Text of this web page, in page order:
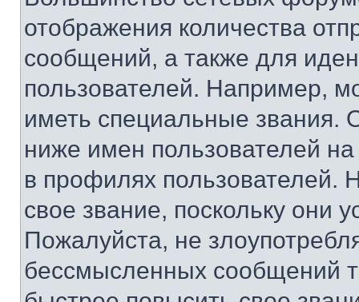
отображения количества
сообщений, а также для
пользователей. Например,
иметь специальные звания.
ниже имен пользователей
в профилях
свое звание, поскольку они
Пожалуйста, не
бессмысленных сообщений